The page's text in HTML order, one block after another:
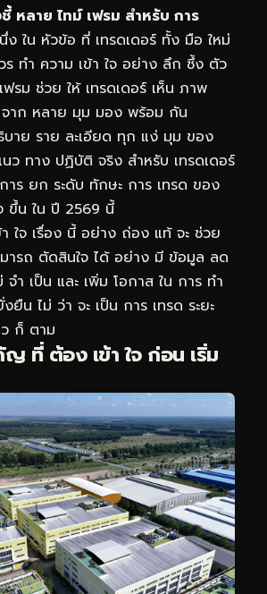
หลาย ไทม์ เฟรม สำหรับ การ
ง ใน หัวข้อ ที่ เทรดเดอร์ ทั้ง มือ ใหม่
ร ทำ ความ เข้า ใจ อย่าง ลึก ซึ้ง ตัว
รม ช่วย ให้ เทรดเดอร์ เห็น ภาพ
าก หลาย มุม มอง พร้อม กัน
บาย ราย ละเอียด ทุก แง่ มุม ของ
ว ทาง ปฏิบัติ จริง สำหรับ เทรดเดอร์
าร ยก ระดับ ทักษะ การ เทรด ของ
ขึ้น ใน ปี 2569 นี้
ใจ เรื่อง นี้ อย่าง ถ่อง แท้ จะ ช่วย
มารถ ตัดสินใจ ได้ อย่าง มี ข้อมูล ลด
จำ เป็น และ เพิ่ม โอกาส ใน การ ทำ
ยืน ไม่ ว่า จะ เป็น การ เทรด ระยะ
ก็ ตาม
ที่ ต้อง เข้า ใจ ก่อน เริ่ม